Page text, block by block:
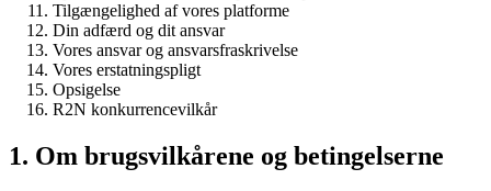
Tilgængelighed af vores platforme
Din adfærd og dit ansvar
Vores ansvar og ansvarsfraskrivelse
Vores erstatningspligt
Opsigelse
R2N konkurrencevilkår
1. Om brugsvilkårene og betingelserne